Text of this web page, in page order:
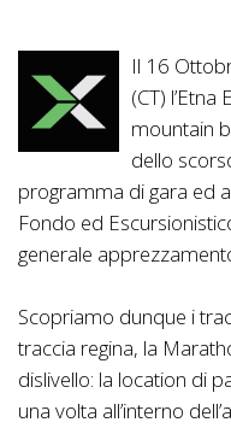
Il 16
(CT)
mountain
dello
programma di gara ed
Fondo ed
generale
Scopriamo dunque i
traccia regina, la
dislivello: la location di
una volta all’interno